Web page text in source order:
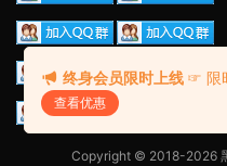
Copyright © 2018-2026
终身会员限时上线 ☞ 限
查看优惠